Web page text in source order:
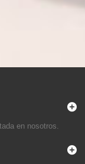
en nosotros.